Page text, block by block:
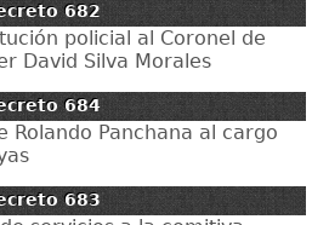
682
policial al Coronel de
David Silva Morales
684
Rolando Panchana al cargo
683